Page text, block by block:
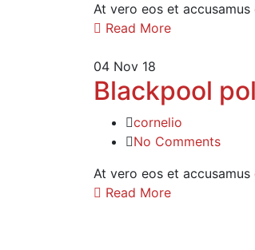
At vero eos et
Read More
04 Nov 18
Blackpool
cornelio
No Comments
At vero eos et
Read More